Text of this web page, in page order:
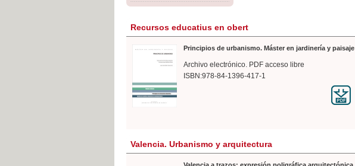
Recursos educatius en obert
Principios de urbanismo. Máster en jardinería y paisaje
Archivo electrónico. PDF acceso libre
ISBN:978-84-1396-417-1
Valencia. Urbanismo y arquitectura